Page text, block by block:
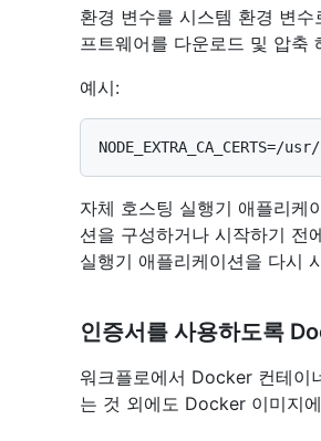
환경 변수를 시스템 환경 변
프트웨어를 다운로드 및 압축
예시:
자체 호스팅 실행기 애플리케
션을 구성하거나 시작하기 전
실행기 애플리케이션을 다시
인증서를 사용하도록
워크플로에서 Docker 컨테이
는 것 외에도 Docker 이미지